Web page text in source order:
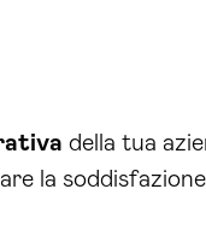
della tua
la